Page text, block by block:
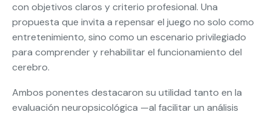
con objetivos claros y criterio profesional. Una
propuesta que invita a repensar el juego no solo como
entretenimiento, sino como un escenario privilegiado
para comprender y rehabilitar el funcionamiento del
cerebro.
Ambos ponentes destacaron su utilidad tanto en la
evaluación neuropsicológica —al facilitar un análisis